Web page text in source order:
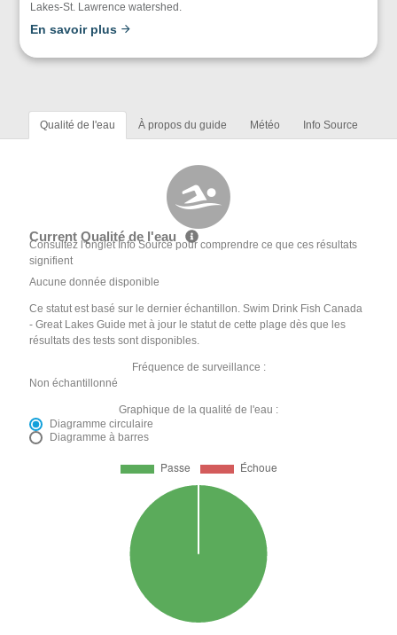
Lakes-St. Lawrence watershed.
En savoir plus
Qualité de l'eau À propos du guide Météo Info Source
Current Qualité de l'eau
Consultez l'onglet Info Source pour comprendre ce que ces résultats
signifient
Aucune donnée disponible
Ce statut est basé sur le dernier échantillon. Swim Drink Fish Canada
- Great Lakes Guide met à jour le statut de cette plage dès que les
résultats des tests sont disponibles.
Fréquence de surveillance :
Non échantillonné
Graphique de la qualité de l'eau :
Diagramme circulaire
Diagramme à barres